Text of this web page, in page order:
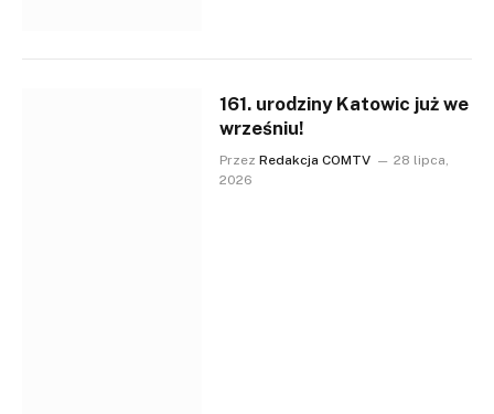
161. urodziny Katowic już we
wrześniu!
PrzezRedakcja COMTV
28 lipca,
2026